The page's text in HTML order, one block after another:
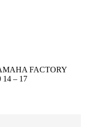
FACTORY
14 – 17